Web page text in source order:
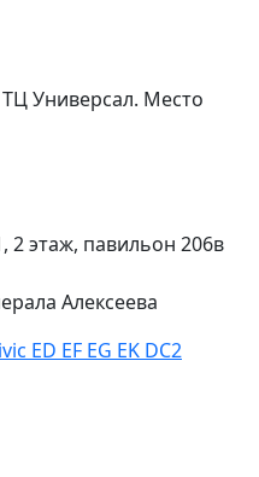
Универсал. Место
этаж, павильон 206в
Алексеева
ED EF EG EK DC2